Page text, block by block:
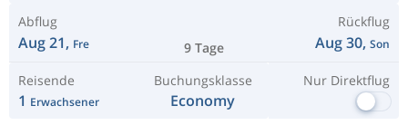
Abflug
Aug 21, Fre 9 Tage
Rückflug
Aug 30, Son
Reisende
1 Erwachsener
Buchungsklasse
Economy
Nur Direktflug